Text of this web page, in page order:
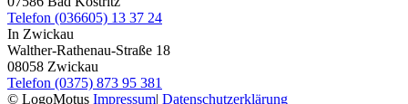
Telefon (036605) 13 37 24
In Zwickau
Walther-Rathenau-Straße 18
08058 Zwickau
Telefon (0375) 873 95 381
© LogoMotus Impressum| Datenschutzerklärung